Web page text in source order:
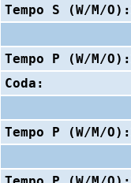
Tempo S (W/M/O):
Tempo P (W/M/O):
Coda:
Tempo P (W/M/O):